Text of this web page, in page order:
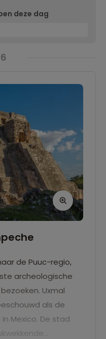
dorpje, hangen
eten bij een
deze dag
de Puuc-regio,
archeologische
Uxmal
als de
Mexico. De stad